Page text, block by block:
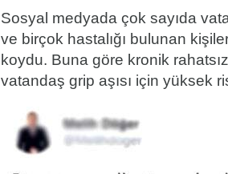
Sosyal medyada çok sayıda
ve birçok hastalığı bulunan
koydu. Buna göre kronik
vatandaş grip aşısı için yüksek